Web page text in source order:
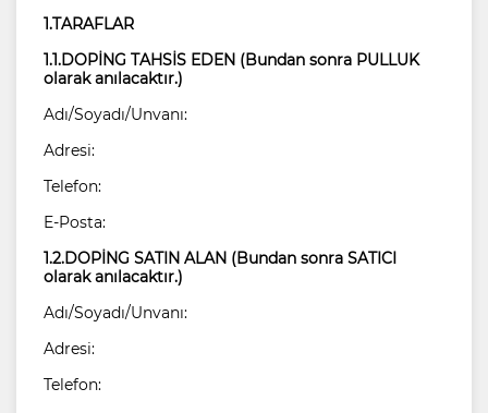
1.TARAFLAR
1.1.DOPİNG TAHSİS EDEN (Bundan sonra PULLUK
olarak anılacaktır.)
Adı/Soyadı/Unvanı:
Adresi:
Telefon:
E-Posta:
1.2.DOPİNG SATIN ALAN (Bundan sonra SATICI
olarak anılacaktır.)
Adı/Soyadı/Unvanı:
Adresi:
Telefon: